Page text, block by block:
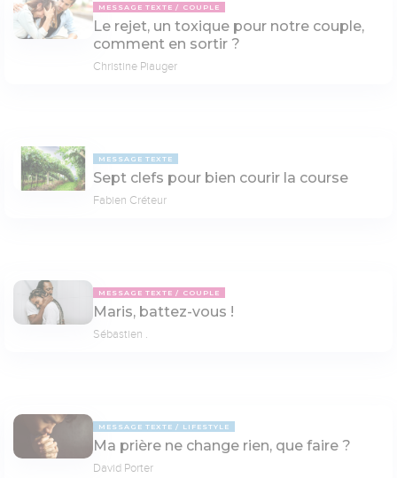
MESSAGE TEXTE COUPLE
Le rejet, un toxique pour notre couple,
comment en sortir ?
Christine Piauger
MESSAGE TEXTE
Sept clefs pour bien courir la course
Fabien Créteur
MESSAGE TEXTE COUPLE
Maris, battez-vous !
Sébastien .
MESSAGE TEXTE LIFESTYLE
Ma prière ne change rien, que faire ?
David Porter